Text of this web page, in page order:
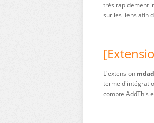
très rapidement
sur les liens afin
L'extension
terme
compte AddThis